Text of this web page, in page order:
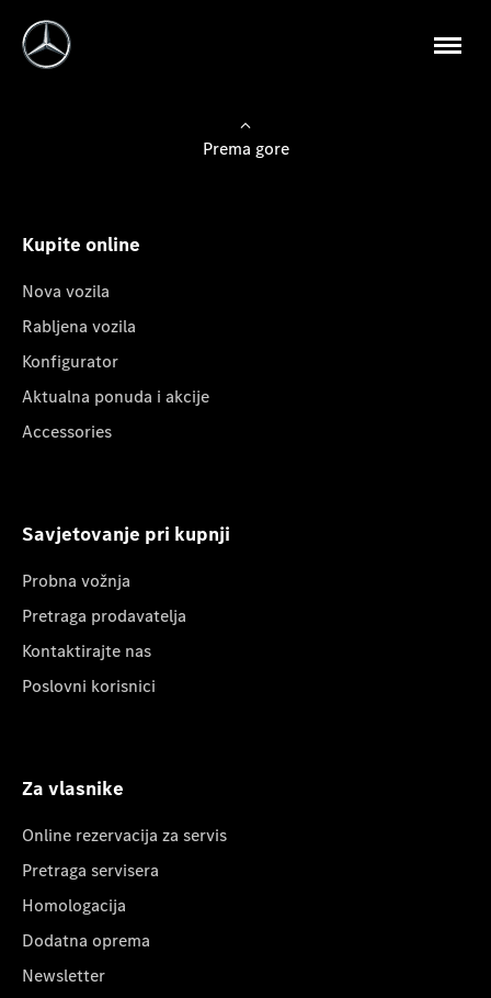
Prema gore
Kupite online
Nova vozila
Rabljena vozila
Konfigurator
Aktualna ponuda i akcije
Accessories
Savjetovanje pri kupnji
Probna vožnja
Pretraga prodavatelja
Kontaktirajte nas
Poslovni korisnici
Za vlasnike
Online rezervacija za servis
Pretraga servisera
Homologacija
Dodatna oprema
Newsletter